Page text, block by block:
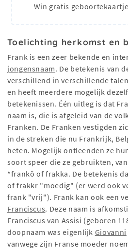
Win gratis
Toelichting herkomst en
Frank is een zeer bekende en
jongensnaam. De betekenis van
verschillend in verschillende
en heeft meerdere mogelijk
betekenissen. Één uitleg is dat
naam is, die is afgeleid van de
Franken. De Franken vestigden
in de streken die nu Frankrijk,
heten. Mogelijk ontleenden ze
soort speer die ze gebruikten,
*frankô of frakka. De betekenis
of frakkr "moedig" (er werd ook
frank "vrij"). Frank kan ook een
Franciscus. Deze naam is
Franciscus van Assisi (geboren
doopnaam was eigenlijk Giovanni
vanwege zijn Franse moeder